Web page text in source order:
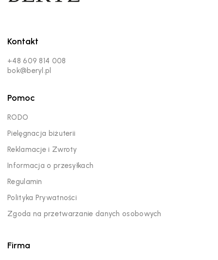
Kontakt
+48 609 814 008
bok@beryl.pl
Pomoc
RODO
Pielęgnacja biżuterii
Reklamacje i Zwroty
Informacja o przesyłkach
Regulamin
Polityka Prywatności
Zgoda na przetwarzanie danych osobowych
Firma